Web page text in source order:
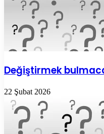
Değiştirmek
22 Şubat 2026